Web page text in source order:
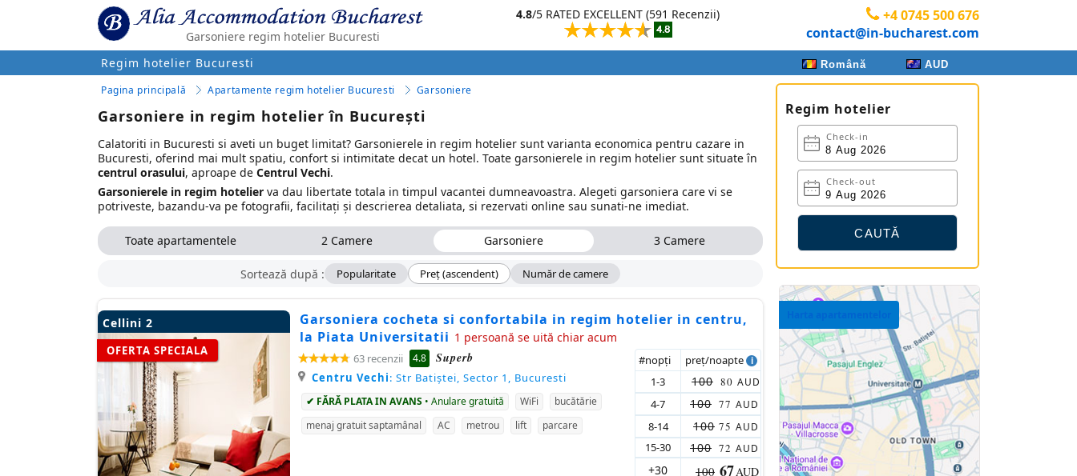
Garsoniere regim hotelier Bucuresti
4.8/5 RATED EXCELLENT (591 Recenzii)
+4 0745 500 676
contact@in-bucharest.com
Regim hotelier Bucuresti Română AUD
Pagina principală Apartamente regim hotelier Bucuresti Garsoniere
Garsoniere in regim hotelier în București
Calatoriti in Bucuresti si aveti un buget limitat? Garsonierele in regim hotelier sunt varianta economica pentru cazare in
Bucuresti, oferind mai mult spatiu, confort si intimitate decat un hotel. Toate garsonierele in regim hotelier sunt situate în
centrul orasului, aproape de Centrul Vechi.
Garsonierele in regim hotelier va dau libertate totala in timpul vacantei dumneavoastra. Alegeti garsoniera care vi se
potriveste, bazandu-va pe fotografii, facilitați și descrierea detaliata, si rezervati online sau sunati-ne imediat.
Toate apartamentele 2 Camere Garsoniere 3 Camere
Sortează după : Popularitate Preţ (ascendent) Număr de camere
Cellini 2
OFERTA SPECIALA
Garsoniera cocheta si confortabila in regim hotelier in centru,
la Piata Universitatii 1 persoană se uită chiar acum
63 recenzii 4.8 Superb
Centru Vechi: Str Batiștei, Sector 1, Bucuresti
✔ FĂRĂ PLATA IN AVANS • Anulare gratuită WiFi
bucătărie
menaj gratuit saptamânal
AC metrou lift parcare
#nopţi
preţ/noapte
1-3
100 80 AUD
4-7 100 77 AUD
8-14 100 75 AUD
15-30 100 72 AUD
+30 100 67AUD
Regim hotelier
Check-in
Check-out